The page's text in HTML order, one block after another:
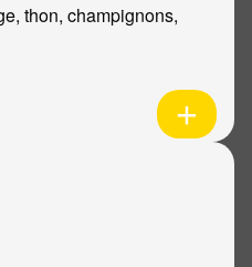
thon, champignons,